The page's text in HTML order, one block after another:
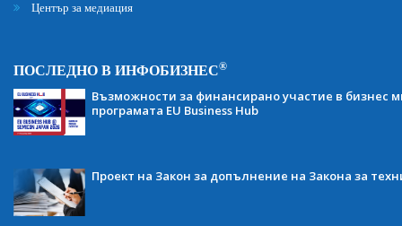
Център за медиация
ПОСЛЕДНО В ИНФОБИЗНЕС®
Възможности за финансирано участие в бизнес
програмата EU Business Hub
Проект на Закон за допълнение на Закона за